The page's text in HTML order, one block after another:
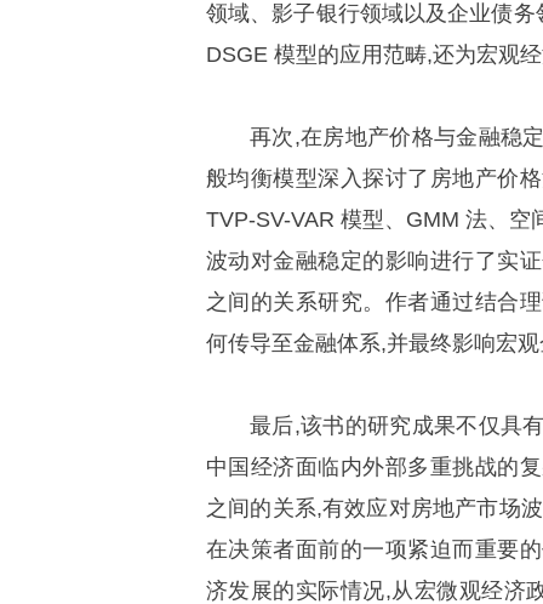
领域、影子银行领域以及企业债
DSGE 模型的应用范畴,还为宏观
再次,在房地产价格与金融稳
般均衡模型深入探讨了房地产价
TVP-SV-VAR 模型、GMM 法、
波动对金融稳定的影响进行了实
之间的关系研究。作者通过结合
何传导至金融体系,并最终影响宏
最后,该书的研究成果不仅具
中国经济面临内外部多重挑战的
之间的关系,有效应对房地产市场
在决策者面前的一项紧迫而重要
济发展的实际情况,从宏微观经济